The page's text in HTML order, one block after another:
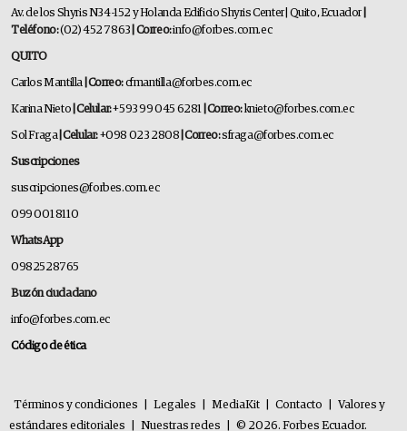
Av. de los Shyris N34-152 y Holanda Edificio Shyris Center | Quito, Ecuador
Teléfono:(02) 452 7863 | Correo:info@forbes.com.ec
QUITO
Carlos Mantilla | Correo:cfmantilla@forbes.com.ec
Karina Nieto | Celular:+593 99 045 6281 | Correo:knieto@forbes.com.ec
Sol Fraga| Celular:+098 023 2808 | Correo:sfraga@forbes.com.ec
Suscripciones
suscripciones@forbes.com.ec
099 001 8110
WhatsApp
0982528765
Buzón ciudadano
info@forbes.com.ec
Código de ética
Términos y condiciones Legales MediaKit Contacto
Valores y
estándares editoriales
Nuestras redes © 2026. Forbes Ecuador.